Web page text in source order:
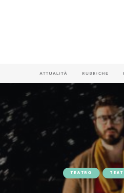
ATTUALITÀ RUBRICHE
TEATRO